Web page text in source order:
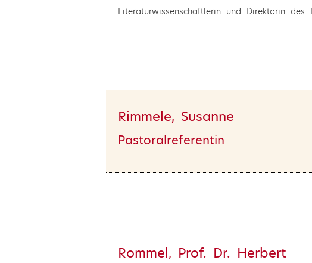
Literaturwissenschaftlerin und Direktorin des
Rimmele, Susanne
Pastoralreferentin
Rommel, Prof. Dr. Herbert